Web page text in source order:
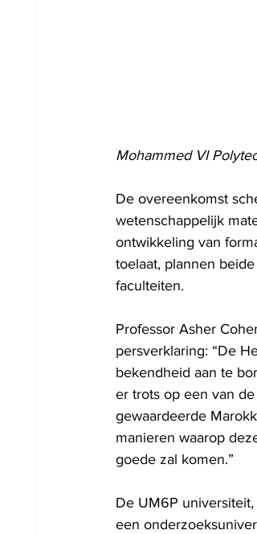
Mohammed VI
De overeenkomst
wetenschappelijk
ontwikkeling van
toelaat, plannen
faculteiten.
Professor Asher
persverklaring: “De
bekendheid aan te
er trots op een van
gewaardeerde
manieren waarop
goede zal komen.”
De UM6P
een